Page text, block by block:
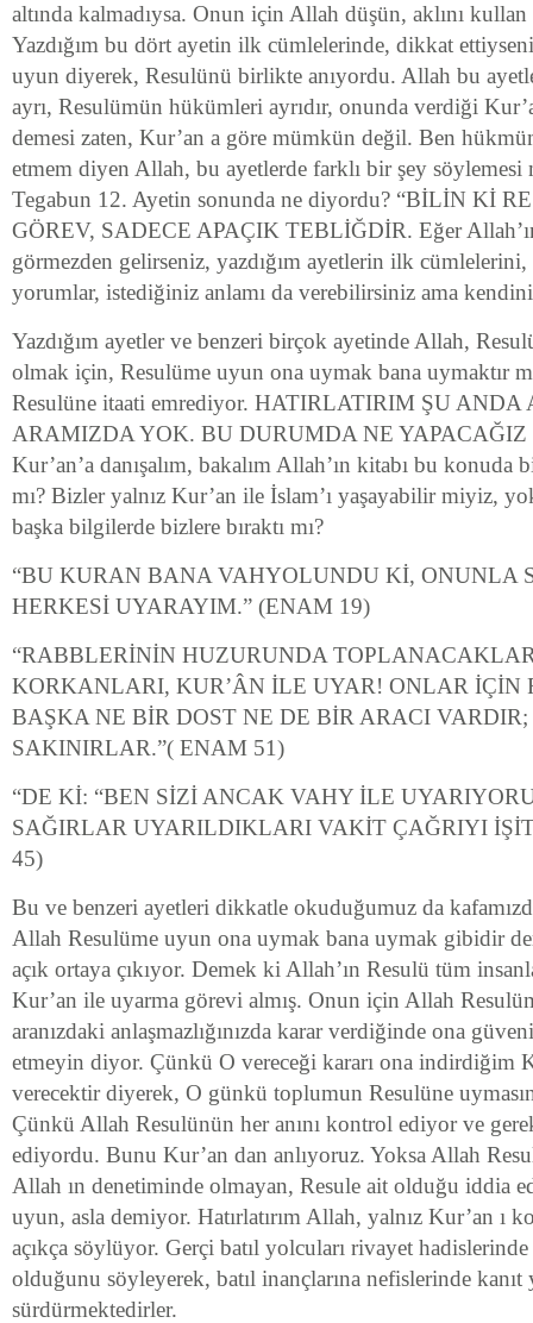
altında kalmadıysa. Onun için Allah düşün, aklını
Yazdığım bu dört ayetin ilk cümlelerinde, dikkat
uyun diyerek, Resulünü birlikte anıyordu. Allah bu
ayrı, Resulümün hükümleri ayrıdır, onunda verdiği
demesi zaten, Kur’an a göre mümkün değil. Ben
etmem diyen Allah, bu ayetlerde farklı bir şey
Tegabun 12. Ayetin sonunda ne diyordu? “BİLİN Kİ
GÖREV, SADECE APAÇIK TEBLİĞDİR. Eğer Allah’ın
görmezden gelirseniz, yazdığım ayetlerin ilk
yorumlar, istediğiniz anlamı da verebilirsiniz ama
Yazdığım ayetler ve benzeri birçok ayetinde Allah,
olmak için, Resulüme uyun ona uymak bana uymaktır
Resulüne itaati emrediyor. HATIRLATIRIM ŞU
ARAMIZDA YOK. BU DURUMDA NE
Kur’an’a danışalım, bakalım Allah’ın kitabı bu konuda
mı? Bizler yalnız Kur’an ile İslam’ı yaşayabilir miyiz,
başka bilgilerde bizlere bıraktı mı?
“BU KURAN BANA VAHYOLUNDU Kİ, ONUNLA
HERKESİ UYARAYIM.” (ENAM 19)
“RABBLERİNİN HUZURUNDA
KORKANLARI, KUR’ÂN İLE UYAR! ONLAR İÇİN
BAŞKA NE BİR DOST NE DE BİR ARACI
SAKINIRLAR.”( ENAM 51)
“DE Kİ: “BEN SİZİ ANCAK VAHY İLE
SAĞIRLAR UYARILDIKLARI VAKİT ÇAĞRIYI
45)
Bu ve benzeri ayetleri dikkatle okuduğumuz da
Allah Resulüme uyun ona uymak bana uymak gibidir
açık ortaya çıkıyor. Demek ki Allah’ın Resulü tüm
Kur’an ile uyarma görevi almış. Onun için Allah
aranızdaki anlaşmazlığınızda karar verdiğinde ona
etmeyin diyor. Çünkü O vereceği kararı ona indirdiğim
verecektir diyerek, O günkü toplumun Resulüne
Çünkü Allah Resulünün her anını kontrol ediyor ve
ediyordu. Bunu Kur’an dan anlıyoruz. Yoksa Allah
Allah ın denetiminde olmayan, Resule ait olduğu iddia
uyun, asla demiyor. Hatırlatırım Allah, yalnız Kur’an ı
açıkça söylüyor. Gerçi batıl yolcuları rivayet
olduğunu söyleyerek, batıl inançlarına nefislerinde kanıt
sürdürmektedirler.